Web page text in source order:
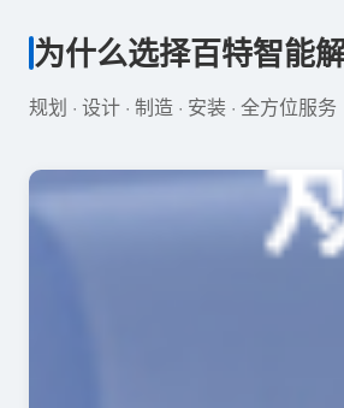
为什么选择百特智能
规划 · 设计 · 制造 · 安装 · 全方位服务